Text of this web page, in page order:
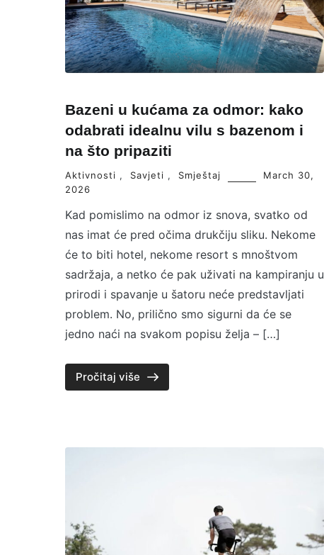
Bazeni u kućama za odmor: kako
odabrati idealnu vilu s bazenom i
na što pripaziti
Aktivnosti , Savjeti , Smještaj
March 30,
2026
Kad pomislimo na odmor iz snova, svatko od
nas imat će pred očima drukčiju sliku. Nekome
će to biti hotel, nekome resort s mnoštvom
sadržaja, a netko će pak uživati na kampiranju u
prirodi i spavanje u šatoru neće predstavljati
problem. No, prilično smo sigurni da će se
jedno naći na svakom popisu želja – […]
Pročitaj više